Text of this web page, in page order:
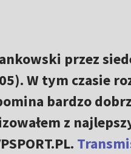
przez
W tym czasie
bardzo
z